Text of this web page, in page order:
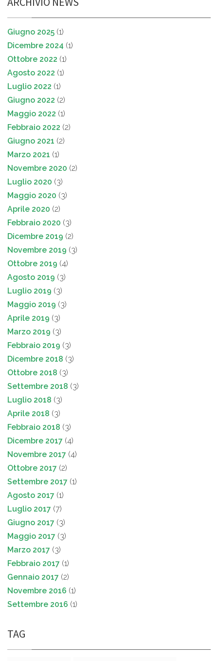
Giugno 2025 (1)
Dicembre 2024 (1)
Ottobre 2022 (1)
Agosto 2022 (1)
Luglio 2022 (1)
Giugno 2022 (2)
Maggio 2022 (1)
Febbraio 2022 (2)
Giugno 2021 (2)
Marzo 2021 (1)
Novembre 2020 (2)
Luglio 2020 (3)
Maggio 2020 (3)
Aprile 2020 (2)
Febbraio 2020 (3)
Dicembre 2019 (2)
Novembre 2019 (3)
Ottobre 2019 (4)
Agosto 2019 (3)
Luglio 2019 (3)
Maggio 2019 (3)
Aprile 2019 (3)
Marzo 2019 (3)
Febbraio 2019 (3)
Dicembre 2018 (3)
Ottobre 2018 (3)
Settembre 2018 (3)
Luglio 2018 (3)
Aprile 2018 (3)
Febbraio 2018 (3)
Dicembre 2017 (4)
Novembre 2017 (4)
Ottobre 2017 (2)
Settembre 2017 (1)
Agosto 2017 (1)
Luglio 2017 (7)
Giugno 2017 (3)
Maggio 2017 (3)
Marzo 2017 (3)
Febbraio 2017 (1)
Gennaio 2017 (2)
Novembre 2016 (1)
Settembre 2016 (1)
TAG